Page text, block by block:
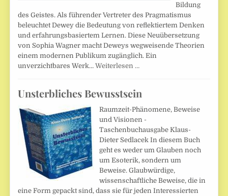
Bildung
des Geistes. Als führender Vertreter des Pragmatismus
beleuchtet Dewey die Bedeutung von reflektiertem Denken
und erfahrungsbasiertem Lernen. Diese Neuübersetzung
von Sophia Wagner macht Deweys wegweisende Theorien
einem modernen Publikum zugänglich. Ein
unverzichtbares Werk…Weiterlesen …
Unsterbliches Bewusstsein
Raumzeit-Phänomene, Beweise
und Visionen -
Taschenbuchausgabe Klaus-
Dieter Sedlacek In diesem Buch
geht es weder um Glauben noch
um Esoterik, sondern um
Beweise. Glaubwürdige,
wissenschaftliche Beweise, die in
eine Form gepackt sind, dass sie für jeden Interessierten